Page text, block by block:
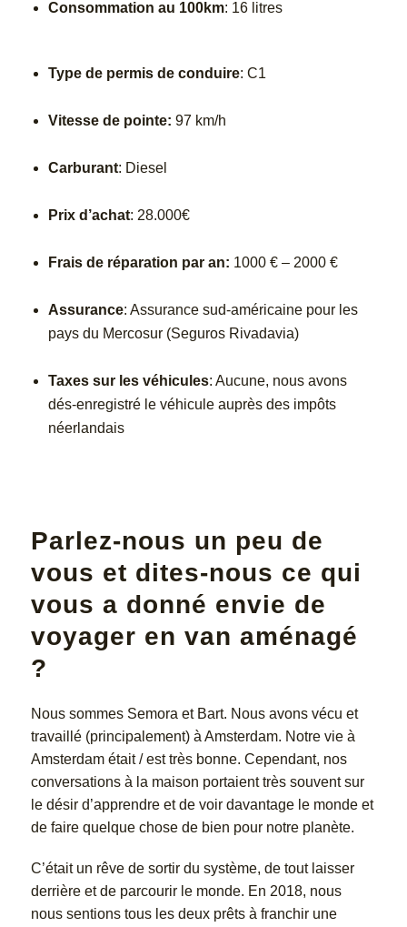
Consommation au 100km: 16 litres
Type de permis de conduire: C1
Vitesse de pointe: 97 km/h
Carburant: Diesel
Prix d’achat: 28.000€
Frais de réparation par an: 1000 € – 2000 €
Assurance: Assurance sud-américaine pour les
pays du Mercosur (Seguros Rivadavia)
Taxes sur les véhicules: Aucune, nous avons
dés-enregistré le véhicule auprès des impôts
néerlandais
Parlez-nous un peu de
vous et dites-nous ce qui
vous a donné envie de
voyager en van aménagé
?
Nous sommes Semora et Bart. Nous avons vécu et
travaillé (principalement) à Amsterdam. Notre vie à
Amsterdam était / est très bonne. Cependant, nos
conversations à la maison portaient très souvent sur
le désir d’apprendre et de voir davantage le monde et
de faire quelque chose de bien pour notre planète.
C’était un rêve de sortir du système, de tout laisser
derrière et de parcourir le monde. En 2018, nous
nous sentions tous les deux prêts à franchir une